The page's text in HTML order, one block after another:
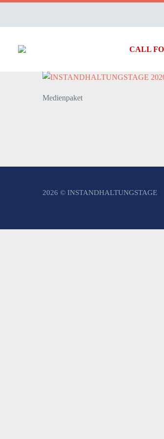
CALL
Medienpaket
2026 © INSTANDHALTUNGSTAGE